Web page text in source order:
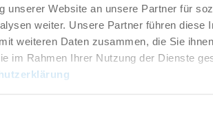
unserer Website an unsere Partner für
weiter. Unsere Partner führen diese
weiteren Daten zusammen, die Sie
im Rahmen Ihrer Nutzung der Dienste
Smart Cups à partir de Ø50